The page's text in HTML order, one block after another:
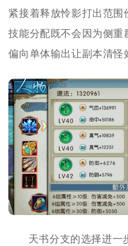
紧接着释放怜影打出范围
技能分配既不会因为侧重
偏向单体输出让副本清怪
天书分支的选择进一